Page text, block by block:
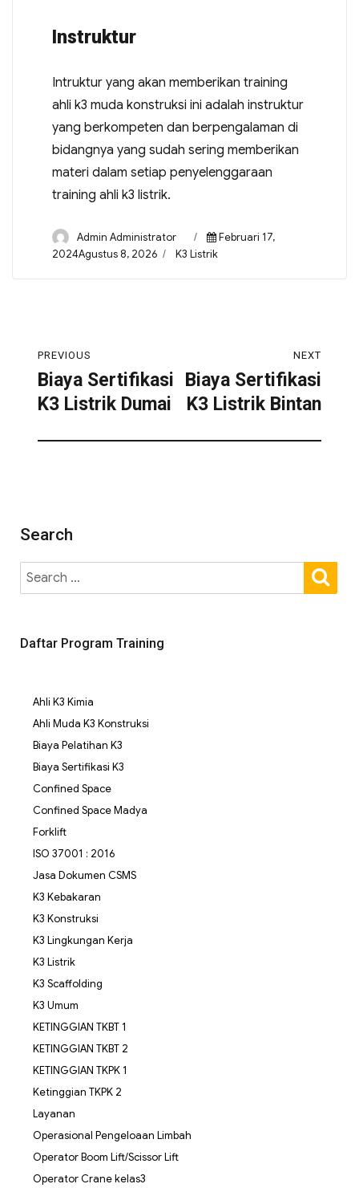
Instruktur
Intruktur yang akan memberikan training
ahli k3 muda konstruksi ini adalah instruktur
yang berkompeten dan berpengalaman di
bidangnya yang sudah sering memberikan
materi dalam setiap penyelenggaraan
training ahli k3 listrik.
Admin Administrator
Februari 17,
2024Agustus 8, 2026
K3 Listrik
PREVIOUS
Biaya Sertifikasi
K3 Listrik Dumai
NEXT
Biaya Sertifikasi
K3 Listrik Bintan
Search
Daftar Program Training
Ahli K3 Kimia
Ahli Muda K3 Konstruksi
Biaya Pelatihan K3
Biaya Sertifikasi K3
Confined Space
Confined Space Madya
Forklift
ISO 37001 : 2016
Jasa Dokumen CSMS
K3 Kebakaran
K3 Konstruksi
K3 Lingkungan Kerja
K3 Listrik
K3 Scaffolding
K3 Umum
KETINGGIAN TKBT 1
KETINGGIAN TKBT 2
KETINGGIAN TKPK 1
Ketinggian TKPK 2
Layanan
Operasional Pengeloaan Limbah
Operator Boom Lift/Scissor Lift
Operator Crane kelas3